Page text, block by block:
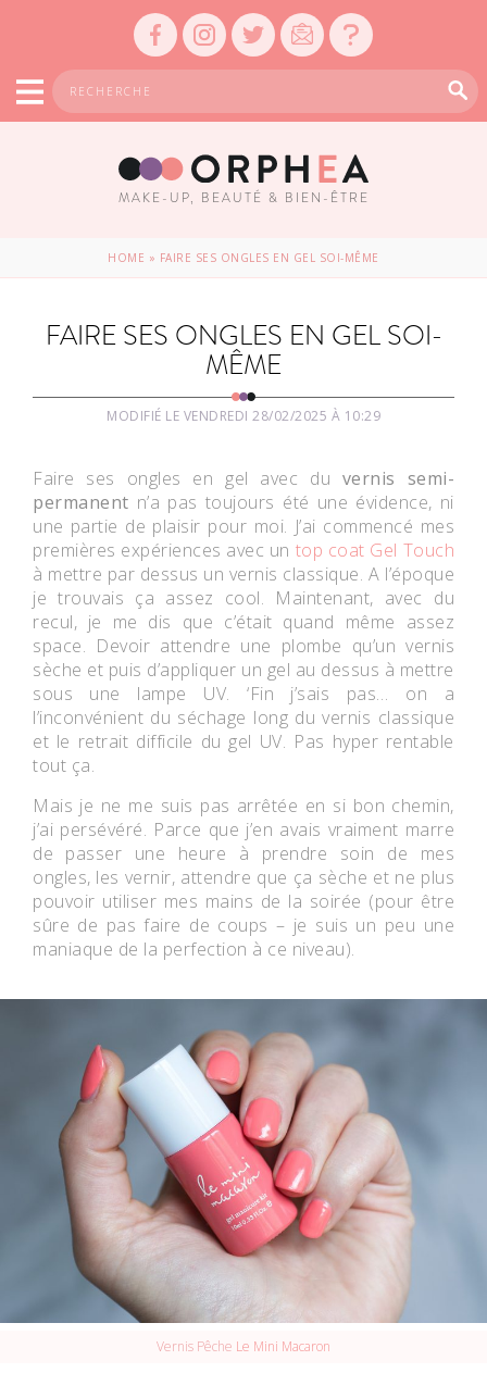
MAKE-UP, BEAUTÉ & BIEN-ÊTRE
HOME » FAIRE SES ONGLES EN GEL SOI-MÊME
FAIRE SES ONGLES EN GEL SOI-
MÊME
MODIFIÉ LE VENDREDI 28/02/2025 À 10:29
Faire ses ongles en gel avec du vernis semi-
permanent n’a pas toujours été une évidence, ni
une partie de plaisir pour moi. J’ai commencé mes
premières expériences avec un top coat Gel Touch
à mettre par dessus un vernis classique. A l’époque
je trouvais ça assez cool. Maintenant, avec du
recul, je me dis que c’était quand même assez
space. Devoir attendre une plombe qu’un vernis
sèche et puis d’appliquer un gel au dessus à mettre
sous une lampe UV. ‘Fin j’sais pas… on a
l’inconvénient du séchage long du vernis classique
et le retrait difficile du gel UV. Pas hyper rentable
tout ça.
Mais je ne me suis pas arrêtée en si bon chemin,
j’ai persévéré. Parce que j’en avais vraiment marre
de passer une heure à prendre soin de mes
ongles, les vernir, attendre que ça sèche et ne plus
pouvoir utiliser mes mains de la soirée (pour être
sûre de pas faire de coups – je suis un peu une
maniaque de la perfection à ce niveau).
Vernis Pêche Le Mini Macaron